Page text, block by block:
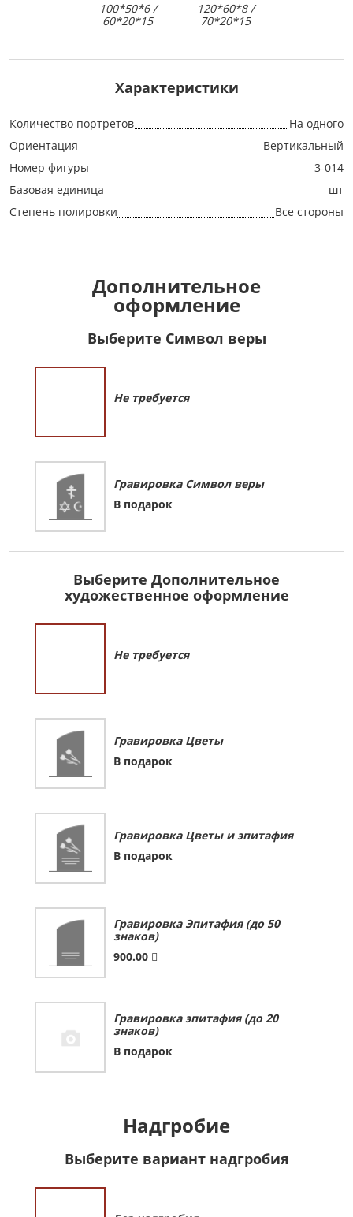
100*50*6 /
60*20*15
120*60*8 /
70*20*15
Характеристики
Количество портретов
На одного
Ориентация
Вертикальный
Номер фигуры
3-014
Базовая единица
шт
Степень полировки
Все стороны
Дополнительное
оформление
Выберите Символ веры
Не требуется
Гравировка Символ веры
В подарок
Выберите Дополнительное
художественное оформление
Не требуется
Гравировка Цветы
В подарок
Гравировка Цветы и эпитафия
В подарок
Гравировка Эпитафия (до 50
знаков)
900.00
Гравировка эпитафия (до 20
знаков)
В подарок
Надгробие
Выберите вариант надгробия